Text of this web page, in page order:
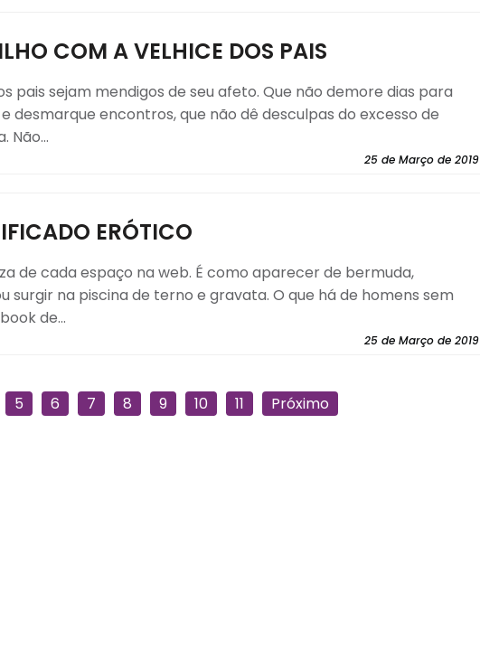
COM A VELHICE DOS PAIS
pais sejam mendigos de seu afeto. Que não demore dias para
desmarque encontros, que não dê desculpas do excesso de
Não...
25 de Março de 2019
ERÓTICO
de cada espaço na web. É como aparecer de bermuda,
surgir na piscina de terno e gravata. O que há de homens sem
de...
25 de Março de 2019
5 6 7 8 9 10 11 Próximo